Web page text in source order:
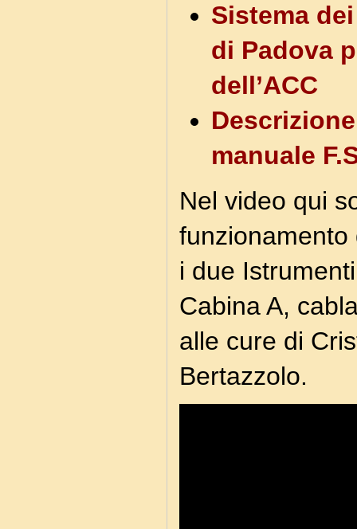
Sistema
di Padova
dell’ACC
manuale
Nel video qui
funzionamento
i due
Cabina A,
alle cure di
Bertazzolo.